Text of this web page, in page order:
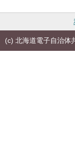
(c) 北海道電子自治体